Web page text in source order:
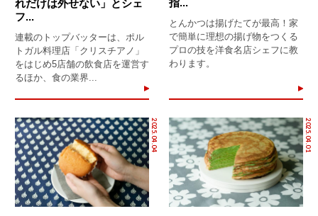
れだけは外せない」とシェ
フ...
連載のトップバッターは、ポル
トガル料理店「クリスチアノ」
をはじめ5店舗の飲食店を運営す
るほか、食の業界...
指...
とんかつは揚げたてが最高！家
で簡単に理想の揚げ物をつくる
プロの技を洋食名店シェフに教
わります。
2025.04.04 2025.04.01